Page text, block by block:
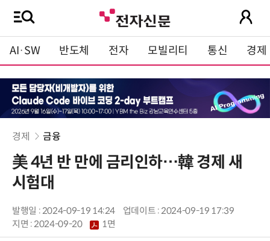
AI·SW 반도체 전자 모빌리티 통신 경제
경제 금융
美 4년 반 만에 금리인하…韓 경제 새
시험대
발행일 : 2024-09-19 14:24
업데이트 : 2024-09-19 17:39
지면 :2024-09-20 1면